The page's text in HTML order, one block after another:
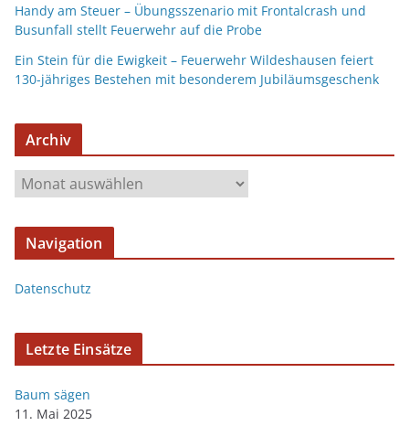
Handy am Steuer – Übungsszenario mit Frontalcrash und
Busunfall stellt Feuerwehr auf die Probe
Ein Stein für die Ewigkeit – Feuerwehr Wildeshausen feiert
130-jähriges Bestehen mit besonderem Jubiläumsgeschenk
Archiv
Navigation
Datenschutz
Letzte Einsätze
Baum sägen
11. Mai 2025